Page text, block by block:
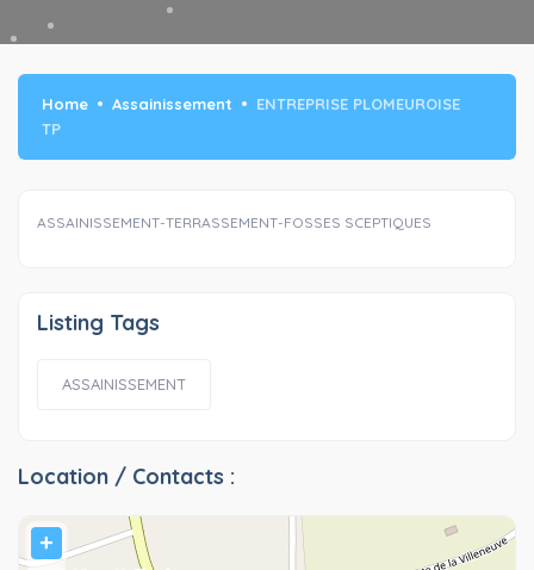
Home Assainissement
ENTREPRISE PLOMEUROISE
TP
ASSAINISSEMENT-TERRASSEMENT-FOSSES SCEPTIQUES
Listing Tags
ASSAINISSEMENT
Location / Contacts :
+